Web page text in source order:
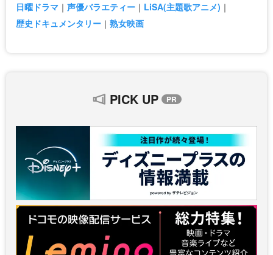
日曜ドラマ
声優バラエティー
LiSA(主題歌アニメ)
歴史ドキュメンタリー
熟女映画
PICK UP